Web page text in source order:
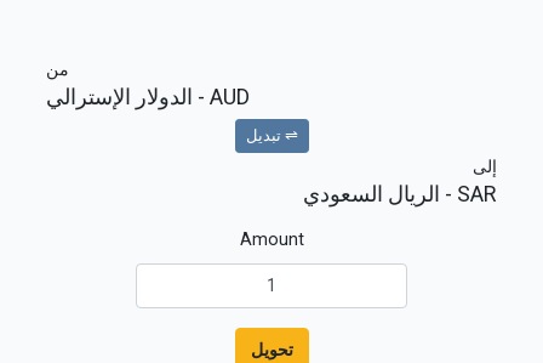
من
AUD - الدولار الإسترالي
⇌ تبديل
إلى
SAR - الريال السعودي
Amount
تحويل